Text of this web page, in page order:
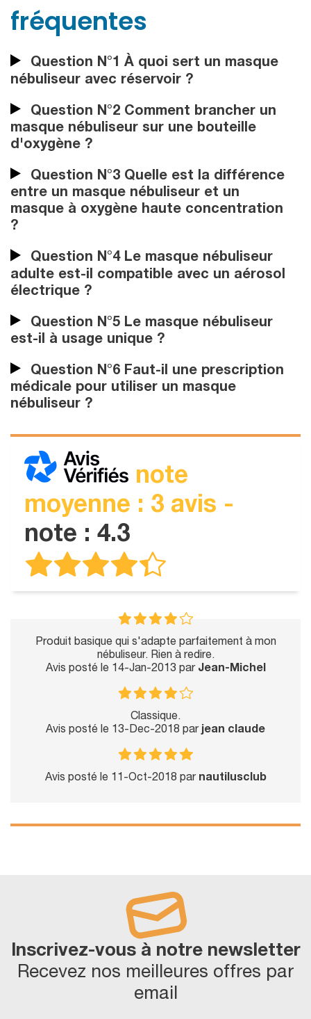
fréquentes
Question N°1 À quoi sert un masque
nébuliseur avec réservoir ?
Question N°2 Comment brancher un
masque nébuliseur sur une bouteille
d'oxygène ?
Question N°3 Quelle est la différence
entre un masque nébuliseur et un
masque à oxygène haute concentration
?
Question N°4 Le masque nébuliseur
adulte est-il compatible avec un aérosol
électrique ?
Question N°5 Le masque nébuliseur
est-il à usage unique ?
Question N°6 Faut-il une prescription
médicale pour utiliser un masque
nébuliseur ?
note
moyenne : 3 avis -
note : 4.3
Produit basique qui s'adapte parfaitement à mon
nébuliseur. Rien à redire.
Avis posté le 14-Jan-2013 par Jean-Michel
Classique.
Avis posté le 13-Dec-2018 parjean claude
Avis posté le 11-Oct-2018 par nautilusclub
Inscrivez-vous à notre newsletter
Recevez nos meilleures offres par
email